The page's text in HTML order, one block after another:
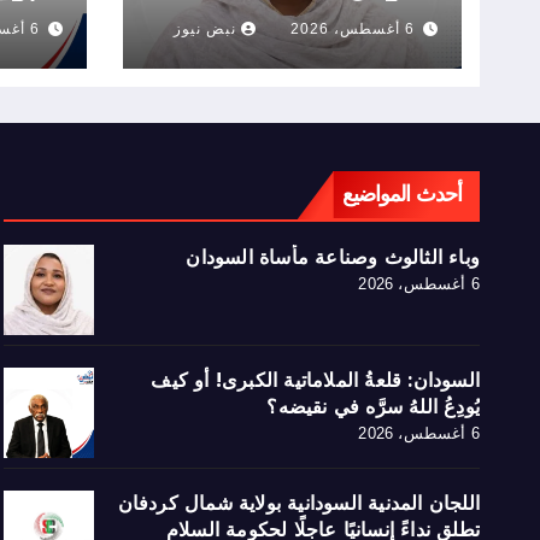
6 أغسطس، 2026 نبض نيوز
سرَّه
6 أغسطس، 2026
أحدث المواضيع
وباء الثالوث وصناعة مأساة السودان
6 أغسطس، 2026
السودان: قلعةُ الملاماتية الكبرى! أو كيف
يُودِعُ اللهُ سرَّه في نقيضه؟
6 أغسطس، 2026
اللجان المدنية السودانية بولاية شمال كردفان
تطلق نداءً إنسانيًا عاجلًا لحكومة السلام